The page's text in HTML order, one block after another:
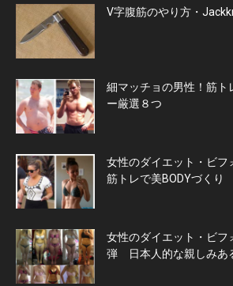
V字腹筋のやり方・
細マッチョの男性！筋ト
ー厳選８つ
女性のダイエット・ビ
筋トレで美BODYづくり
女性のダイエット・ビフ
弾 日本人的な親しみあ